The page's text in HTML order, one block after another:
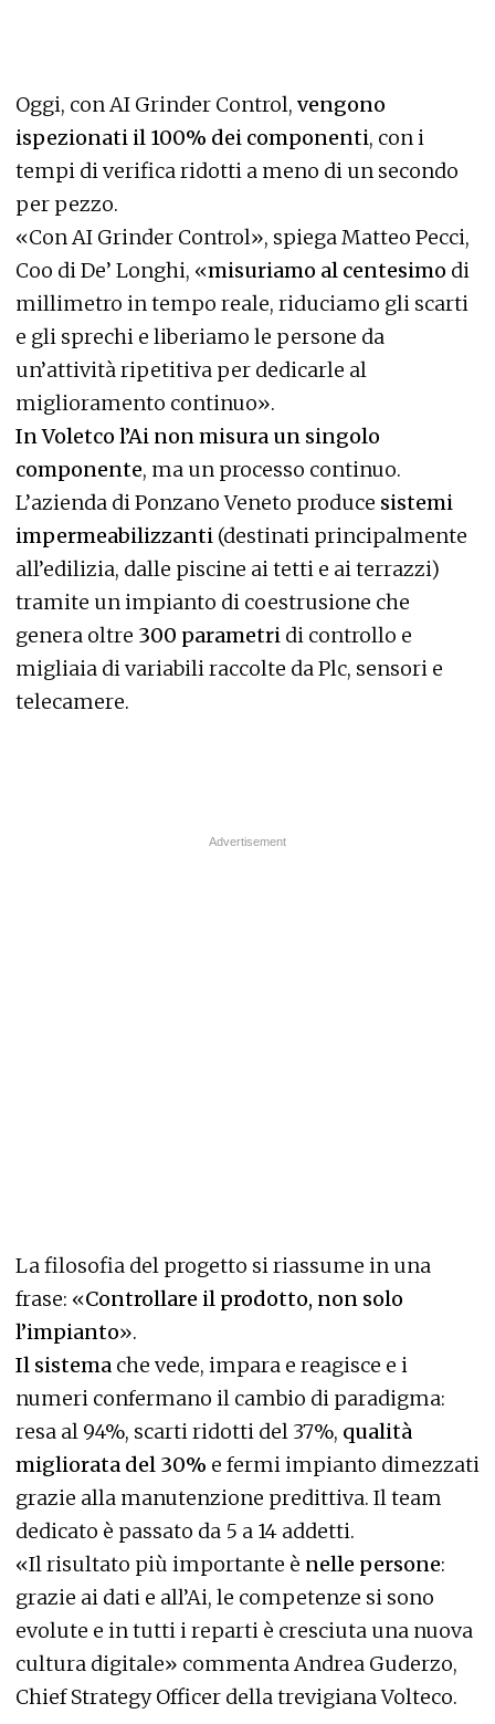
Oggi, con AI Grinder Control, vengono
ispezionati il 100% dei componenti, con i
tempi di verifica ridotti a meno di un secondo
per pezzo.
«Con AI Grinder Control», spiega Matteo Pecci,
Coo di De’ Longhi, «misuriamo al centesimo di
millimetro in tempo reale, riduciamo gli scarti
e gli sprechi e liberiamo le persone da
un’attività ripetitiva per dedicarle al
miglioramento continuo».
In Voletco l’Ai non misura un singolo
componente, ma un processo continuo.
L’azienda di Ponzano Veneto produce sistemi
impermeabilizzanti (destinati principalmente
all’edilizia, dalle piscine ai tetti e ai terrazzi)
tramite un impianto di coestrusione che
genera oltre 300 parametri di controllo e
migliaia di variabili raccolte da Plc, sensori e
telecamere.
La filosofia del progetto si riassume in una
frase: «Controllare il prodotto, non solo
l’impianto».
Il sistema che vede, impara e reagisce e i
numeri confermano il cambio di paradigma:
resa al 94%, scarti ridotti del 37%, qualità
migliorata del 30% e fermi impianto dimezzati
grazie alla manutenzione predittiva. Il team
dedicato è passato da 5 a 14 addetti.
«Il risultato più importante è nelle persone:
grazie ai dati e all’Ai, le competenze si sono
evolute e in tutti i reparti è cresciuta una nuova
cultura digitale» commenta Andrea Guderzo,
Chief Strategy Officer della trevigiana Volteco.